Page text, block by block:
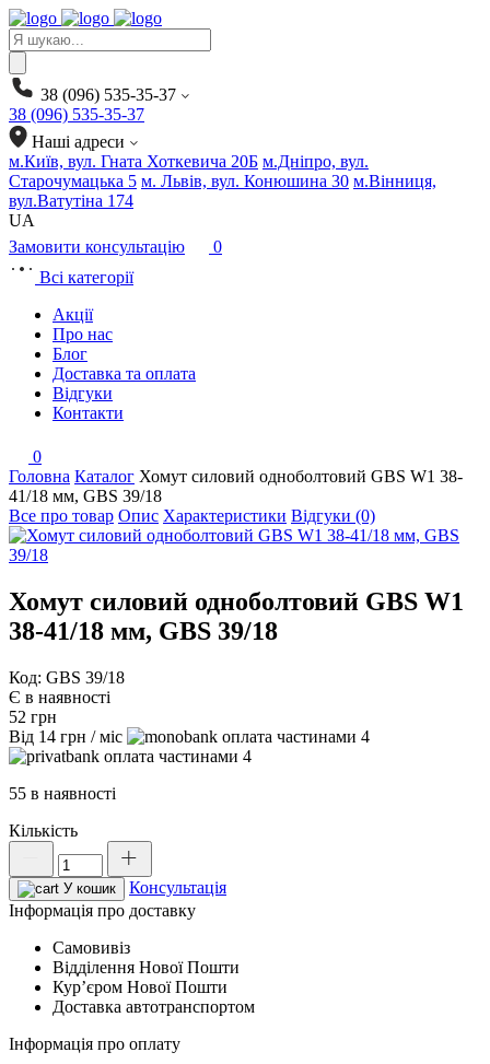
Products
search
38 (096) 535-35-37
38 (096) 535-35-37
Наші адреси
м.Київ, вул. Гната Хоткевича 20Б м.Дніпро, вул.
Старочумацька 5 м. Львів, вул. Конюшина 30 м.Вінниця,
вул.Ватутіна 174
UA
Замовити консультацію
0
Всі категорії
Акції
Про нас
Блог
Доставка та оплата
Відгуки
Контакти
0
Головна Каталог Хомут силовий одноболтовий GBS W1 38-
41/18 мм, GBS 39/18
Все про товар Опис Характеристики Відгуки (0)
Хомут силовий одноболтовий GBS W1
38-41/18 мм, GBS 39/18
Код: GBS 39/18
Є в наявності
52 грн
Від 14 грн / міс
4
4
55 в наявності
Кількість
силовий
одноболтовий
GBS
38-
41/18
мм,
GBS
кількість
У кошик
Консультація
Інформація про доставку
Самовивіз
Відділення Нової Пошти
Курʼєром Нової Пошти
Доставка автотранспортом
Інформація про оплату